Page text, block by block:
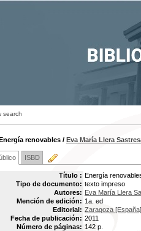
search
renovables / Eva María Llera
ISBD
Título : Energía
Tipo de documento: texto impreso
Autores: Eva María Llera
Mención de edición: 1a. ed
Editorial: Zaragoza
Fecha de publicación: 2011
Número de páginas: 142 p.